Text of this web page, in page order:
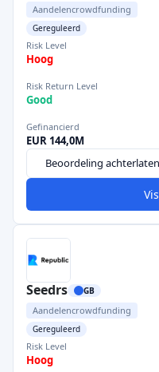
Aandelencrowdfunding
Gereguleerd
Risk Level
Hoog
Risk Return Level
Good
Gefinancierd
EUR 144,0M
Beoordeling achterlaten
Seedrs GB
Aandelencrowdfunding
Gereguleerd
Risk Level
Hoog